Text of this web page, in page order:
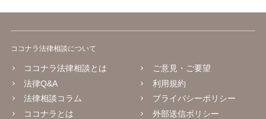
ココナラ法律相談について
ココナラ法律相談とは
法律Q&A
法律相談コラム
ココナラとは
ご意見・ご要望
利用規約
プライバシーポリシー
外部送信ポリシー